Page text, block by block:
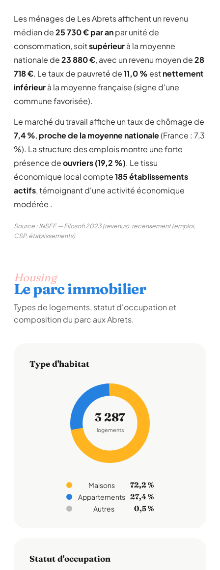
Les ménages de Les Abrets affichent un revenu
médian de25 730 € par anpar unité de
consommation, soitsupérieurà la moyenne
nationale de23 880 €, avec un revenu moyen de28
718 €. Le taux de pauvreté de11,0 % estnettement
inférieurà la moyenne française (signe d'une
commune favorisée).
Le marché du travail affiche un taux de chômage de
7,4 %, proche de la moyenne nationale(France : 7,3
%). La structure des emplois montre une forte
présence deouvriers (19,2 %). Le tissu
économique local compte185 établissements
actifs, témoignant d'une activité économique
modérée .
Source : INSEE — Filosofi 2023 (revenus), recensement (emploi,
CSP, établissements)
Housing
Le parc immobilier
Types de logements, statut d'occupation et
composition du parc aux Abrets.
Type d'habitat
3 287
logements
Maisons 72,2 %
Appartements 27,4 %
Autres 0,5 %
Statut d'occupation